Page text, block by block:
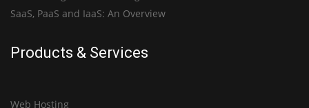
SaaS, PaaS and IaaS: An Overview
Products & Services
Web Hosting